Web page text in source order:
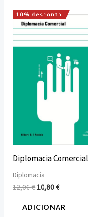
10% desconto
Diplomacia Comercial
Diplomacia
12,00€
O
preço
original
era:
12,00 €.
10,80€
O
preço
atual
é:
10,80 €.
ADICIONAR